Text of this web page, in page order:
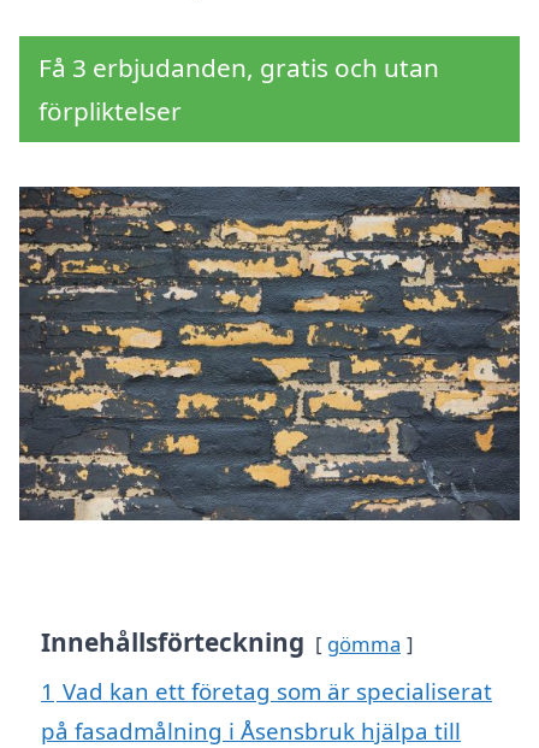
Få 3 erbjudanden, gratis och utan
förpliktelser
Innehållsförteckning gömma
1 Vad kan ett företag som är specialiserat
på fasadmålning i Åsensbruk hjälpa till